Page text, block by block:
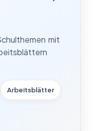
mit
Arbeitsblätter